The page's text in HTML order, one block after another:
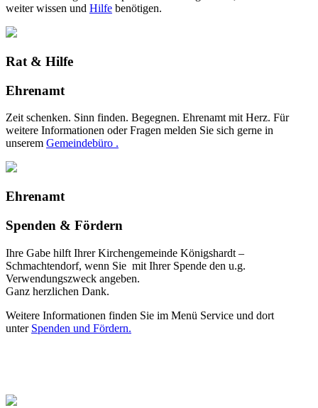
weiter wissen und Hilfe benötigen.
Rat & Hilfe
Ehrenamt
Zeit schenken. Sinn finden. Begegnen. Ehrenamt mit Herz. Für
weitere Informationen oder Fragen melden Sie sich gerne in
unserem Gemeindebüro .
Ehrenamt
Spenden & Fördern
Ihre Gabe hilft Ihrer Kirchengemeinde Königshardt –
Schmachtendorf, wenn Sie mit Ihrer Spende den u.g.
Verwendungszweck angeben.
Ganz herzlichen Dank.
Weitere Informationen finden Sie im Menü Service und dort
unter Spenden und Fördern.